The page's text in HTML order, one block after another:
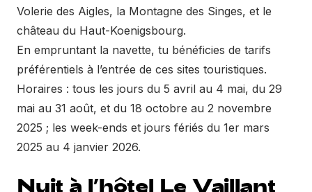
Volerie des Aigles, la Montagne des Singes, et le
château du Haut-Koenigsbourg.
En empruntant la navette, tu bénéficies de tarifs
préférentiels à l’entrée de ces sites touristiques.
Horaires : tous les jours du 5 avril au 4 mai, du 29
mai au 31 août, et du 18 octobre au 2 novembre
2025 ; les week-ends et jours fériés du 1er mars
2025 au 4 janvier 2026.
Nuit à l’hôtel Le Vaillant